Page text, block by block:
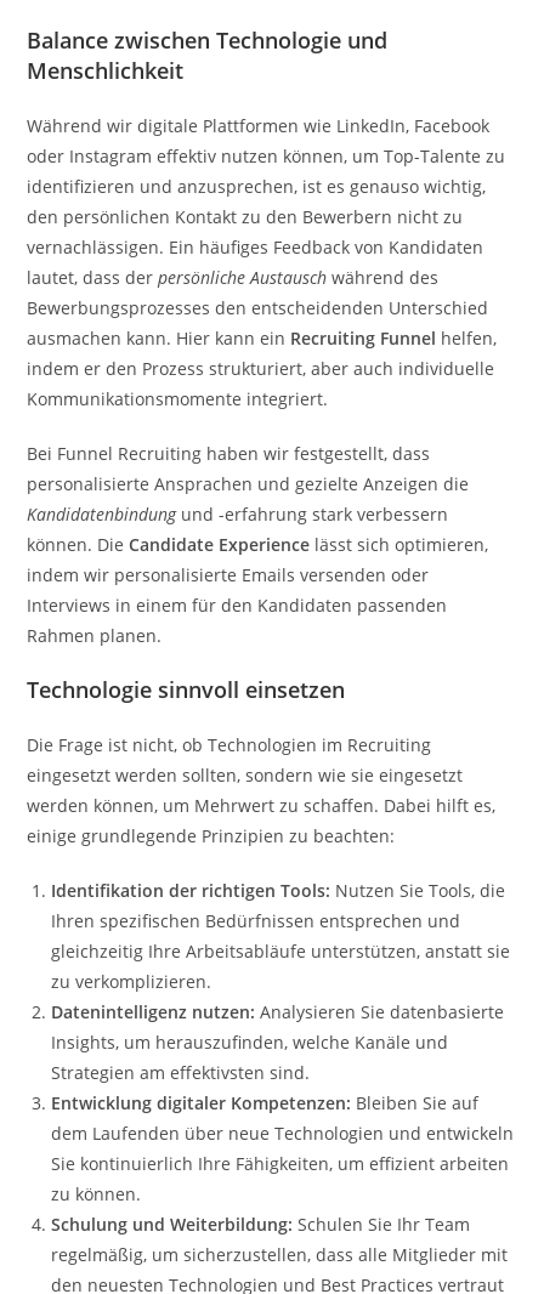
Balance zwischen Technologie und
Menschlichkeit
Während wir digitale Plattformen wie LinkedIn, Facebook
oder Instagram effektiv nutzen können, um Top-Talente zu
identifizieren und anzusprechen, ist es genauso wichtig,
den persönlichen Kontakt zu den Bewerbern nicht zu
vernachlässigen. Ein häufiges Feedback von Kandidaten
lautet, dass derpersönliche Austausch während des
Bewerbungsprozesses den entscheidenden Unterschied
ausmachen kann. Hier kann ein Recruiting Funnel helfen,
indem er den Prozess strukturiert, aber auch individuelle
Kommunikationsmomente integriert.
Bei Funnel Recruiting haben wir festgestellt, dass
personalisierte Ansprachen und gezielte Anzeigen die
Kandidatenbindungund -erfahrung stark verbessern
können. DieCandidate Experience lässt sich optimieren,
indem wir personalisierte Emails versenden oder
Interviews in einem für den Kandidaten passenden
Rahmen planen.
Technologie sinnvoll einsetzen
Die Frage ist nicht, ob Technologien im Recruiting
eingesetzt werden sollten, sondern wie sie eingesetzt
werden können, um Mehrwert zu schaffen. Dabei hilft es,
einige grundlegende Prinzipien zu beachten:
Identifikation der richtigen Tools: Nutzen Sie Tools, die
Ihren spezifischen Bedürfnissen entsprechen und
gleichzeitig Ihre Arbeitsabläufe unterstützen, anstatt sie
zu verkomplizieren.
Datenintelligenz nutzen: Analysieren Sie datenbasierte
Insights, um herauszufinden, welche Kanäle und
Strategien am effektivsten sind.
Entwicklung digitaler Kompetenzen: Bleiben Sie auf
dem Laufenden über neue Technologien und entwickeln
Sie kontinuierlich Ihre Fähigkeiten, um effizient arbeiten
zu können.
Schulung und Weiterbildung: Schulen Sie Ihr Team
regelmäßig, um sicherzustellen, dass alle Mitglieder mit
den neuesten Technologien und Best Practices vertraut